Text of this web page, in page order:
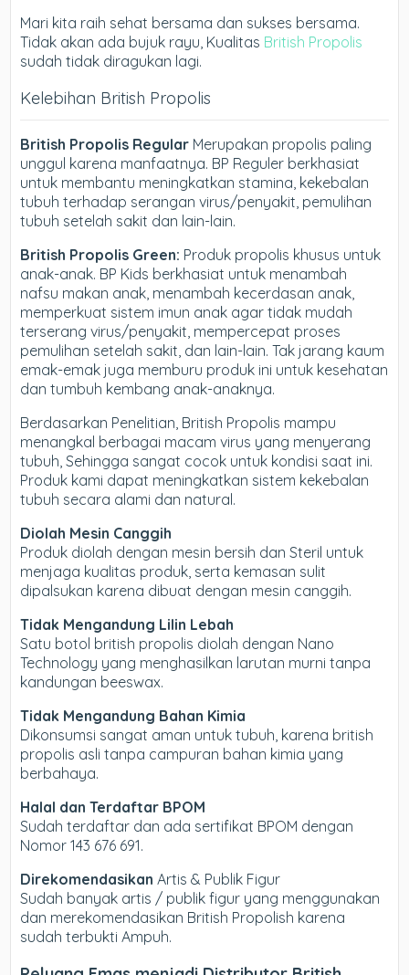
Mari kita raih sehat bersama dan sukses bersama.
Tidak akan ada bujuk rayu, Kualitas British Propolis
sudah tidak diragukan lagi.
Kelebihan British Propolis
British Propolis Regular Merupakan propolis paling
unggul karena manfaatnya. BP Reguler berkhasiat
untuk membantu meningkatkan stamina, kekebalan
tubuh terhadap serangan virus/penyakit, pemulihan
tubuh setelah sakit dan lain-lain.
British Propolis Green: Produk propolis khusus untuk
anak-anak. BP Kids berkhasiat untuk menambah
nafsu makan anak, menambah kecerdasan anak,
memperkuat sistem imun anak agar tidak mudah
terserang virus/penyakit, mempercepat proses
pemulihan setelah sakit, dan lain-lain. Tak jarang kaum
emak-emak juga memburu produk ini untuk kesehatan
dan tumbuh kembang anak-anaknya.
Berdasarkan Penelitian, British Propolis mampu
menangkal berbagai macam virus yang menyerang
tubuh, Sehingga sangat cocok untuk kondisi saat ini.
Produk kami dapat meningkatkan sistem kekebalan
tubuh secara alami dan natural.
Diolah Mesin Canggih
Produk diolah dengan mesin bersih dan Steril untuk
menjaga kualitas produk, serta kemasan sulit
dipalsukan karena dibuat dengan mesin canggih.
Tidak Mengandung Lilin Lebah
Satu botol british propolis diolah dengan Nano
Technology yang menghasilkan larutan murni tanpa
kandungan beeswax.
Tidak Mengandung Bahan Kimia
Dikonsumsi sangat aman untuk tubuh, karena british
propolis asli tanpa campuran bahan kimia yang
berbahaya.
Halal dan Terdaftar BPOM
Sudah terdaftar dan ada sertifikat BPOM dengan
Nomor 143 676 691.
Direkomendasikan Artis & Publik Figur
Sudah banyak artis / publik figur yang menggunakan
dan merekomendasikan British Propolish karena
sudah terbukti Ampuh.